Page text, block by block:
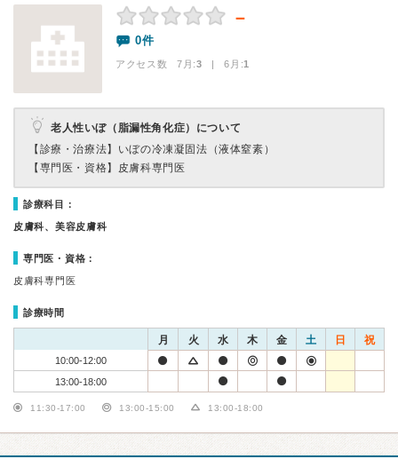
－
0件
アクセス数 7月:3 | 6月:1
老人性いぼ（脂漏性角化症）について
【診療・治療法】 いぼの冷凍凝固法（液体窒素）
【専門医・資格】 皮膚科専門医
診療科目：
皮膚科、美容皮膚科
専門医・資格：
皮膚科専門医
診療時間
月 火 水 木 金 土 日 祝
10:00-12:00
13:00-18:00
11:30-17:00 13:00-15:00 13:00-18:00